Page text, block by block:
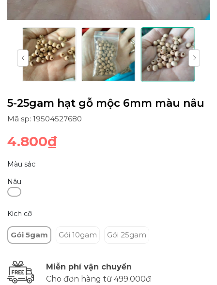
5-25gam hạt gỗ mộc 6mm màu nâu
Mã sp: 19504527680
4.800₫
Màu sắc
Nâu
Kích cỡ
Gói 5gam Gói 10gam Gói 25gam
Miễn phí vận chuyển
Cho đơn hàng từ 499.000đ